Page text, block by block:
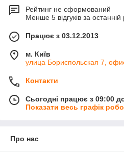
Рейтинг не сформований
Менше 5 відгуків за останній
Працює з 03.12.2013
м. Київ
улица Бориспольская 7,
Контакти
Сьогодні працює з 09:00
Показати весь графік
Про нас